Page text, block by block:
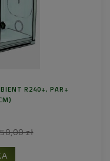
R240+, PAR+
zł